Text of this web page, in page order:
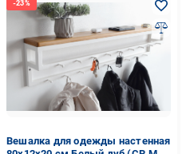
Вешалка для одежды настенная